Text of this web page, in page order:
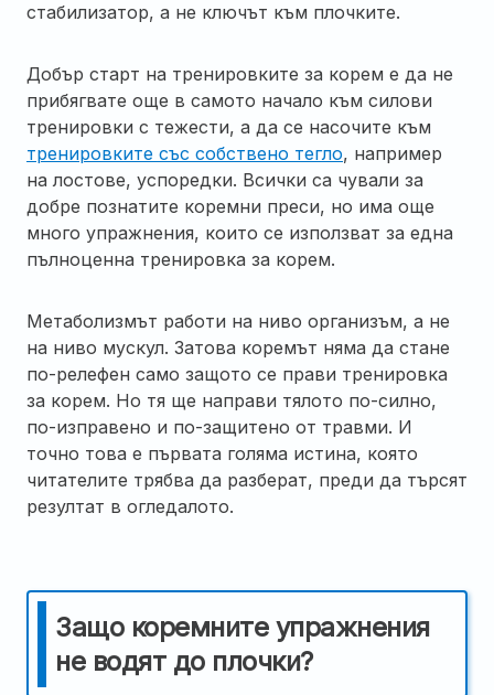
стабилизатор, а не ключът към плочките.
Добър старт на тренировките за корем е да не
прибягвате още в самото начало към силови
тренировки с тежести, а да се насочите към
тренировките със собствено тегло, например
на лостове, успоредки. Всички са чували за
добре познатите коремни преси, но има още
много упражнения, които се използват за една
пълноценна тренировка за корем.
Метаболизмът работи на ниво организъм, а не
на ниво мускул. Затова коремът няма да стане
по-релефен само защото се прави тренировка
за корем. Но тя ще направи тялото по-силно,
по-изправено и по-защитено от травми. И
точно това е първата голяма истина, която
читателите трябва да разберат, преди да търсят
резултат в огледалото.
Защо коремните упражнения
не водят до плочки?